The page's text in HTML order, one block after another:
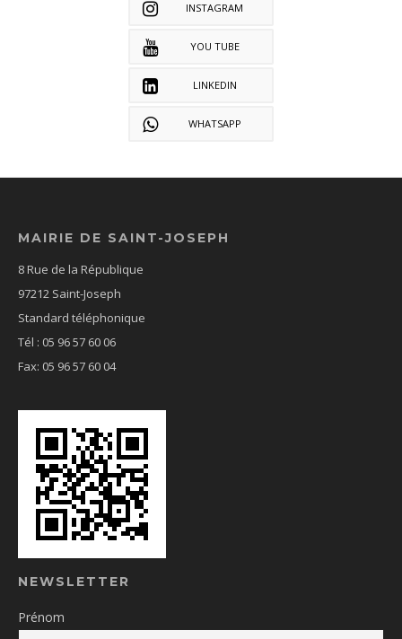
INSTAGRAM
YOU TUBE
LINKEDIN
WHATSAPP
MAIRIE DE SAINT-JOSEPH
8 Rue de la République
97212 Saint-Joseph
Standard téléphonique
Tél : 05 96 57 60 06
Fax: 05 96 57 60 04
NEWSLETTER
Prénom